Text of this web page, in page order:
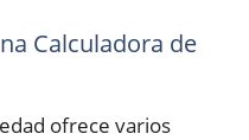
Calculadora de
ofrece varios